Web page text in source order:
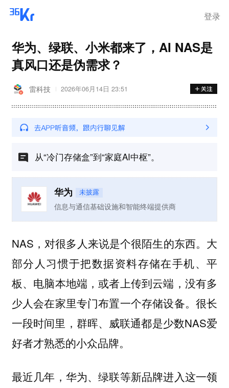
登录
华为、绿联、小米都来了，AI NAS是
真风口还是伪需求？
雷科技 2026年06月14日 23:51
从“冷门存储盒”到“家庭AI中枢”。
华为 未披露
信息与通信基础设施和智能终端提供商
NAS，对很多人来说是个很陌生的东西。大
部分人习惯于把数据资料存储在手机、平
板、电脑本地端，或者上传到云端，没有多
少人会在家里专门布置一个存储设备。很长
一段时间里，群晖、威联通都是少数NAS爱
好者才熟悉的小众品牌。
最近几年，华为、绿联等新品牌进入这一领